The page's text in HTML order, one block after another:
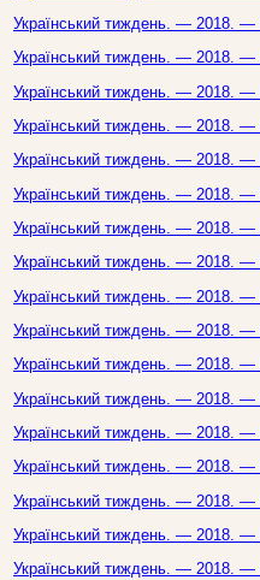
Український тиждень. — 2018.
Український тиждень. — 2018.
Український тиждень. — 2018.
Український тиждень. — 2018.
Український тиждень. — 2018.
Український тиждень. — 2018. —
Український тиждень. — 2018.
Український тиждень. — 2018.
Український тиждень. — 2018.
Український тиждень. — 2018.
Український тиждень. — 2018.
Український тиждень. — 2018.
Український тиждень. — 2018.
Український тиждень. — 2018.
Український тиждень. — 2018. —
Український тиждень. — 2018.
Український тиждень. — 2018.